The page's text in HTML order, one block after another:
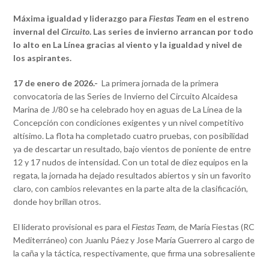
Máxima igualdad y liderazgo paraFiestas Team en el estreno
invernal delCircuito. Las series de invierno arrancan por todo
lo alto en La Línea gracias al viento y la igualdad y nivel de
los aspirantes.
17 de enero de 2026.- La primera jornada de la primera
convocatoria de las Series de Invierno del Circuito Alcaidesa
Marina de J/80 se ha celebrado hoy en aguas de La Línea de la
Concepción con condiciones exigentes y un nivel competitivo
altísimo. La flota ha completado cuatro pruebas, con posibilidad
ya de descartar un resultado, bajo vientos de poniente de entre
12 y 17 nudos de intensidad. Con un total de diez equipos en la
regata, la jornada ha dejado resultados abiertos y sin un favorito
claro, con cambios relevantes en la parte alta de la clasificación,
donde hoy brillan otros.
El liderato provisional es para elFiestas Team, de María Fiestas (RC
Mediterráneo) con Juanlu Páez y Jose María Guerrero al cargo de
la caña y la táctica, respectivamente, que firma una sobresaliente